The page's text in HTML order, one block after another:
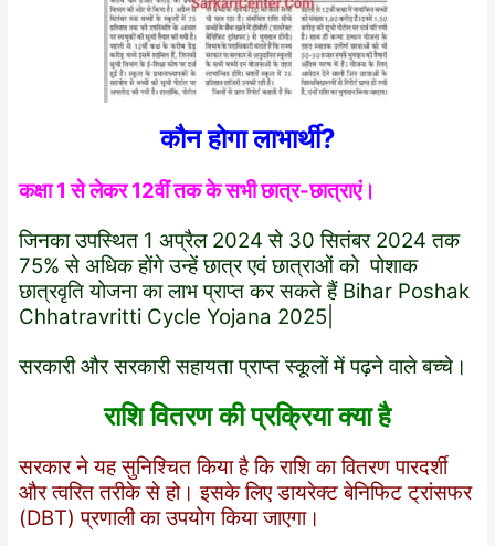
कौन होगा लाभार्थी?
कक्षा 1 से लेकर 12वीं तक के सभी छात्र-छात्राएं।
जिनका उपस्थित 1 अप्रैल 2024 से 30 सितंबर 2024 तक
75% से अधिक होंगे उन्हें छात्र एवं छात्राओं को पोशाक
छात्रवृति योजना का लाभ प्राप्त कर सकते हैं Bihar Poshak
Chhatravritti Cycle Yojana 2025|
सरकारी और सरकारी सहायता प्राप्त स्कूलों में पढ़ने वाले बच्चे।
राशि वितरण की प्रक्रिया क्या है
सरकार ने यह सुनिश्चित किया है कि राशि का वितरण पारदर्शी
और त्वरित तरीके से हो। इसके लिए डायरेक्ट बेनिफिट ट्रांसफर
(DBT) प्रणाली का उपयोग किया जाएगा।